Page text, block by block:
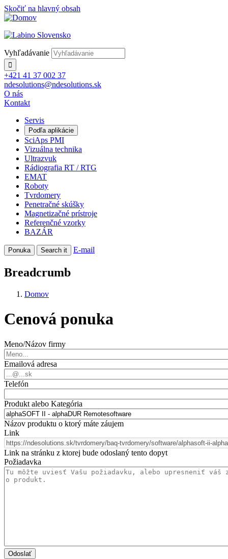
Skočiť na hlavný obsah
Vyhľadávanie
+421 41 37 002 37
ndesolutions@ndesolutions.sk
O nás
Kontakt
Servis
Podľa aplikácie
SciAps PMI
Vizuálna technika
Ultrazvuk
Rádiografia RT / RTG
EMAT
Roboty
Tvrdomery
Penetračné skúšky
Magnetizačné prístroje
Referenčné vzorky
BAZÁR
Ponuka Search it E-mail
Breadcrumb
Domov
Cenová ponuka
Meno/Názov firmy
Emailová adresa
Telefón
Produkt alebo Kategória
Názov produktu o ktorý máte záujem
Link
Link na stránku z ktorej bude odoslaný tento dopyt
Požiadavka